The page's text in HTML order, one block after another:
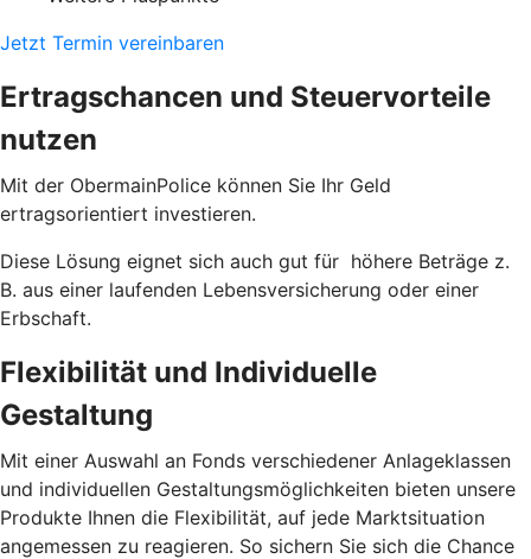
Jetzt Termin vereinbaren
Ertragschancen und Steuervorteile
nutzen
Mit der ObermainPolice können Sie Ihr Geld
ertragsorientiert investieren.
Diese Lösung eignet sich auch gut für höhere Beträge z.
B. aus einer laufenden Lebensversicherung oder einer
Erbschaft.
Flexibilität und Individuelle
Gestaltung
Mit einer Auswahl an Fonds verschiedener Anlageklassen
und individuellen Gestaltungsmöglichkeiten bieten unsere
Produkte Ihnen die Flexibilität, auf jede Marktsituation
angemessen zu reagieren. So sichern Sie sich die Chance